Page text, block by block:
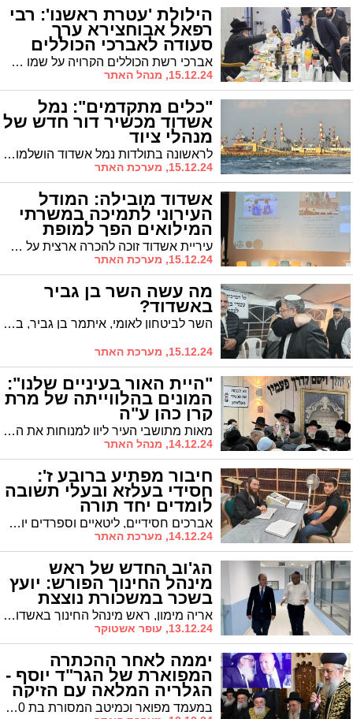
הילולת 'עטרת ראשנו': רבי
רפאל אבוחצירא ערך
סעודה לאברכי הכוללים
במירון אברכי רשת הכוללים הקרויה על שמו של 'עטרת ראשנו' רבי דוד אבוחצירא הי"ד התכנסו היום לסעודה במירון יחד עם האדמו"ר רבי רפאל אבוחצירא שליט"א
15.12.24, מנהל האתר
"כלים מתקדמים": נמל
אשדוד מכשיר דור חדש של
מנהלי ציוד
לראשונה בתולדות נמל אשדוד הושלמו בהצלחה שני מחזורים של קורס 'מנע ציוד' - תוכנית הכשרה ייחודית למנהלי העבודה במחלקת הציוד.
15.12.24, מערכת האתר
אשדוד מובילה: המודל
העירוני לתמיכה במשרתי
המילואים הפך למופת
ארצי עיריית אשדוד זוכה להכרה ארצית על תוכנית "המרחב השמיני" - מודל חדשני לתמיכה במשרתי המילואים, אנשי הקבע ומשפחותיהם. התוכנית הוצגה בכנס ארצי במודיעין, במעמד בכירי צה"ל והשלטון המקומי
15.12.24, מערכת האתר
מה עשה השר בן גביר
באשדוד?
השר לביטחון לאומי, איתמר בן גביר, ביקר אמש בעיר כדי לנחם את משפחת כהן היושבת שבעה על בנם, רב"ט עומרי כהן הי"ד שנפל במהלך הקרבות ברצועת עזה
15.12.24, מערכת האתר
"היית האור בעיניים שלנו":
המונים בהלווייתה של מרת
קרן כהן ע"ה
מאות מתושבי העיר ליוו למנוחות את האשה הצעירה מרת קרן כהן ע"ה למנוחת עולמים. בעלה שלומי זעק מקירות ליבו: "נשארנו עם ריקנות, געגועים ותחושת החמצה עם השנים הקצרות שלך בעולם". רבי מאיר אבוחצירא ספד לה: "תהי מליצת יושר"
14.12.24, מנהל האתר
חיבור מפתיע ברובע ז':
חסידי בעלזא ובעלי תשובה
לומדים יחד תורה
אברכים חסידיים, ליטאיים וספרדים יושבים ללימוד משותף עם בעלי תשובה מכל הגילאים בבית הכנסת 'חסד לאביעד' שבמרכז רובע ז'. "זה מחזה מרגש לראות את החיבור הטבעי שנוצר כאן", מספר אחד המשתתפים
14.12.24, מערכת האתר
הג'וב החדש של ראש
מינהל החינוך הפורש: יועץ
בשכר במשכורת נוצצת
אריה מימון, ראש מינהל החינוך באשדוד, צפוי לפרוש מתפקידו ולהתמנות ליועץ מיוחד לענייני חינוך בעיר - בשכר שעשוי להגיע לעשרות אלפי שקלים בחודש. כך עולה ממכרז שפרסמה החברה העירונית לתרבות הפנאי
13.12.24, עופר אשטוקר
יממה לאחר ההכתרה
המפוארת של הגר"ד יוסף -
הגלריה המלאה עם הזיקה
האשדודית במעמד מפואר וכמיטב המסורת בת 400 שנה הוכתר הראשון לציון הגאון רבי דוד יוסף שליט"א הרב הראשי לישראל # את אשדוד יצג ראש העיר ד"ר יחיאל לסרי שהיה אורח הכבוד במעמד